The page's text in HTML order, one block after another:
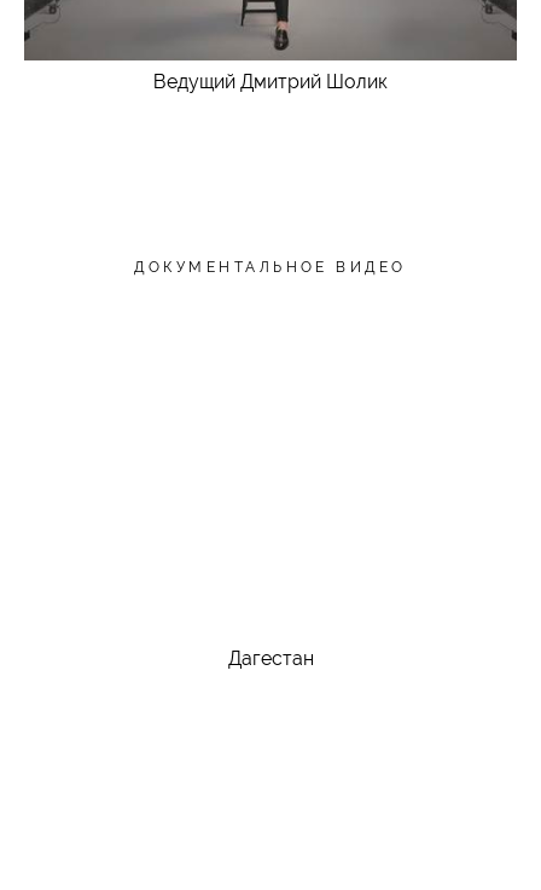
Ведущий Дмитрий Шолик
ДОКУМЕНТАЛЬНОЕ ВИДЕО
Дагестан